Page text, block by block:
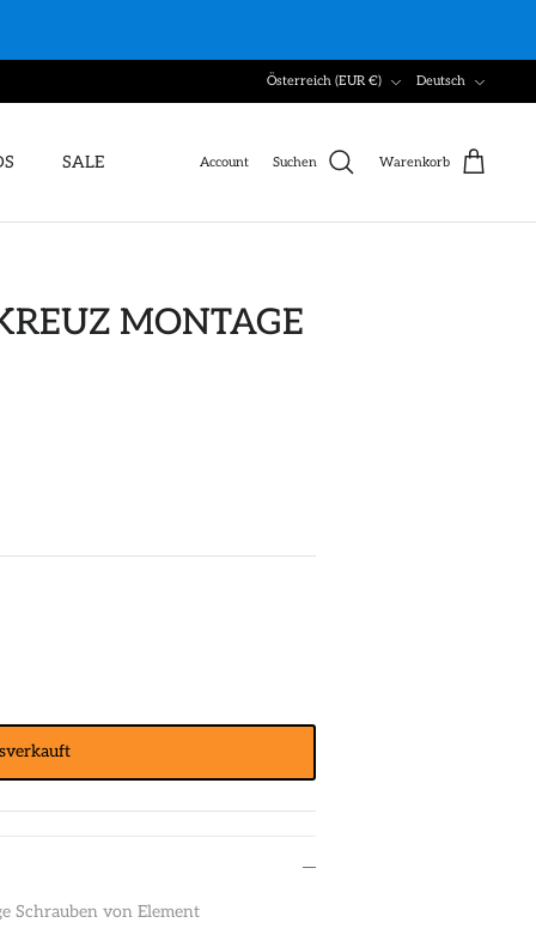
Währung
Österreich (EUR €) Deutsch
SALE Account Suchen Warenkorb
MONTAGE
Schrauben von Element